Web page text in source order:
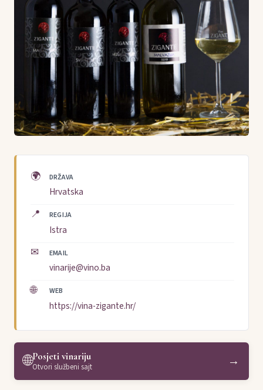
🌍 DRŽAVA
Hrvatska
📍 REGIJA
Istra
✉ EMAIL
vinarije@vino.ba
🌐 WEB
https://vina-zigante.hr/
🌐Posjeti vinariju
Otvori službeni sajt →